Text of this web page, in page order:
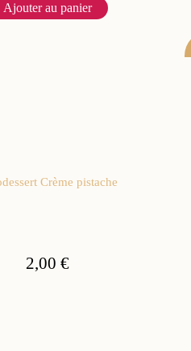
Ajouter au panier
Crème pistache
2,00 €